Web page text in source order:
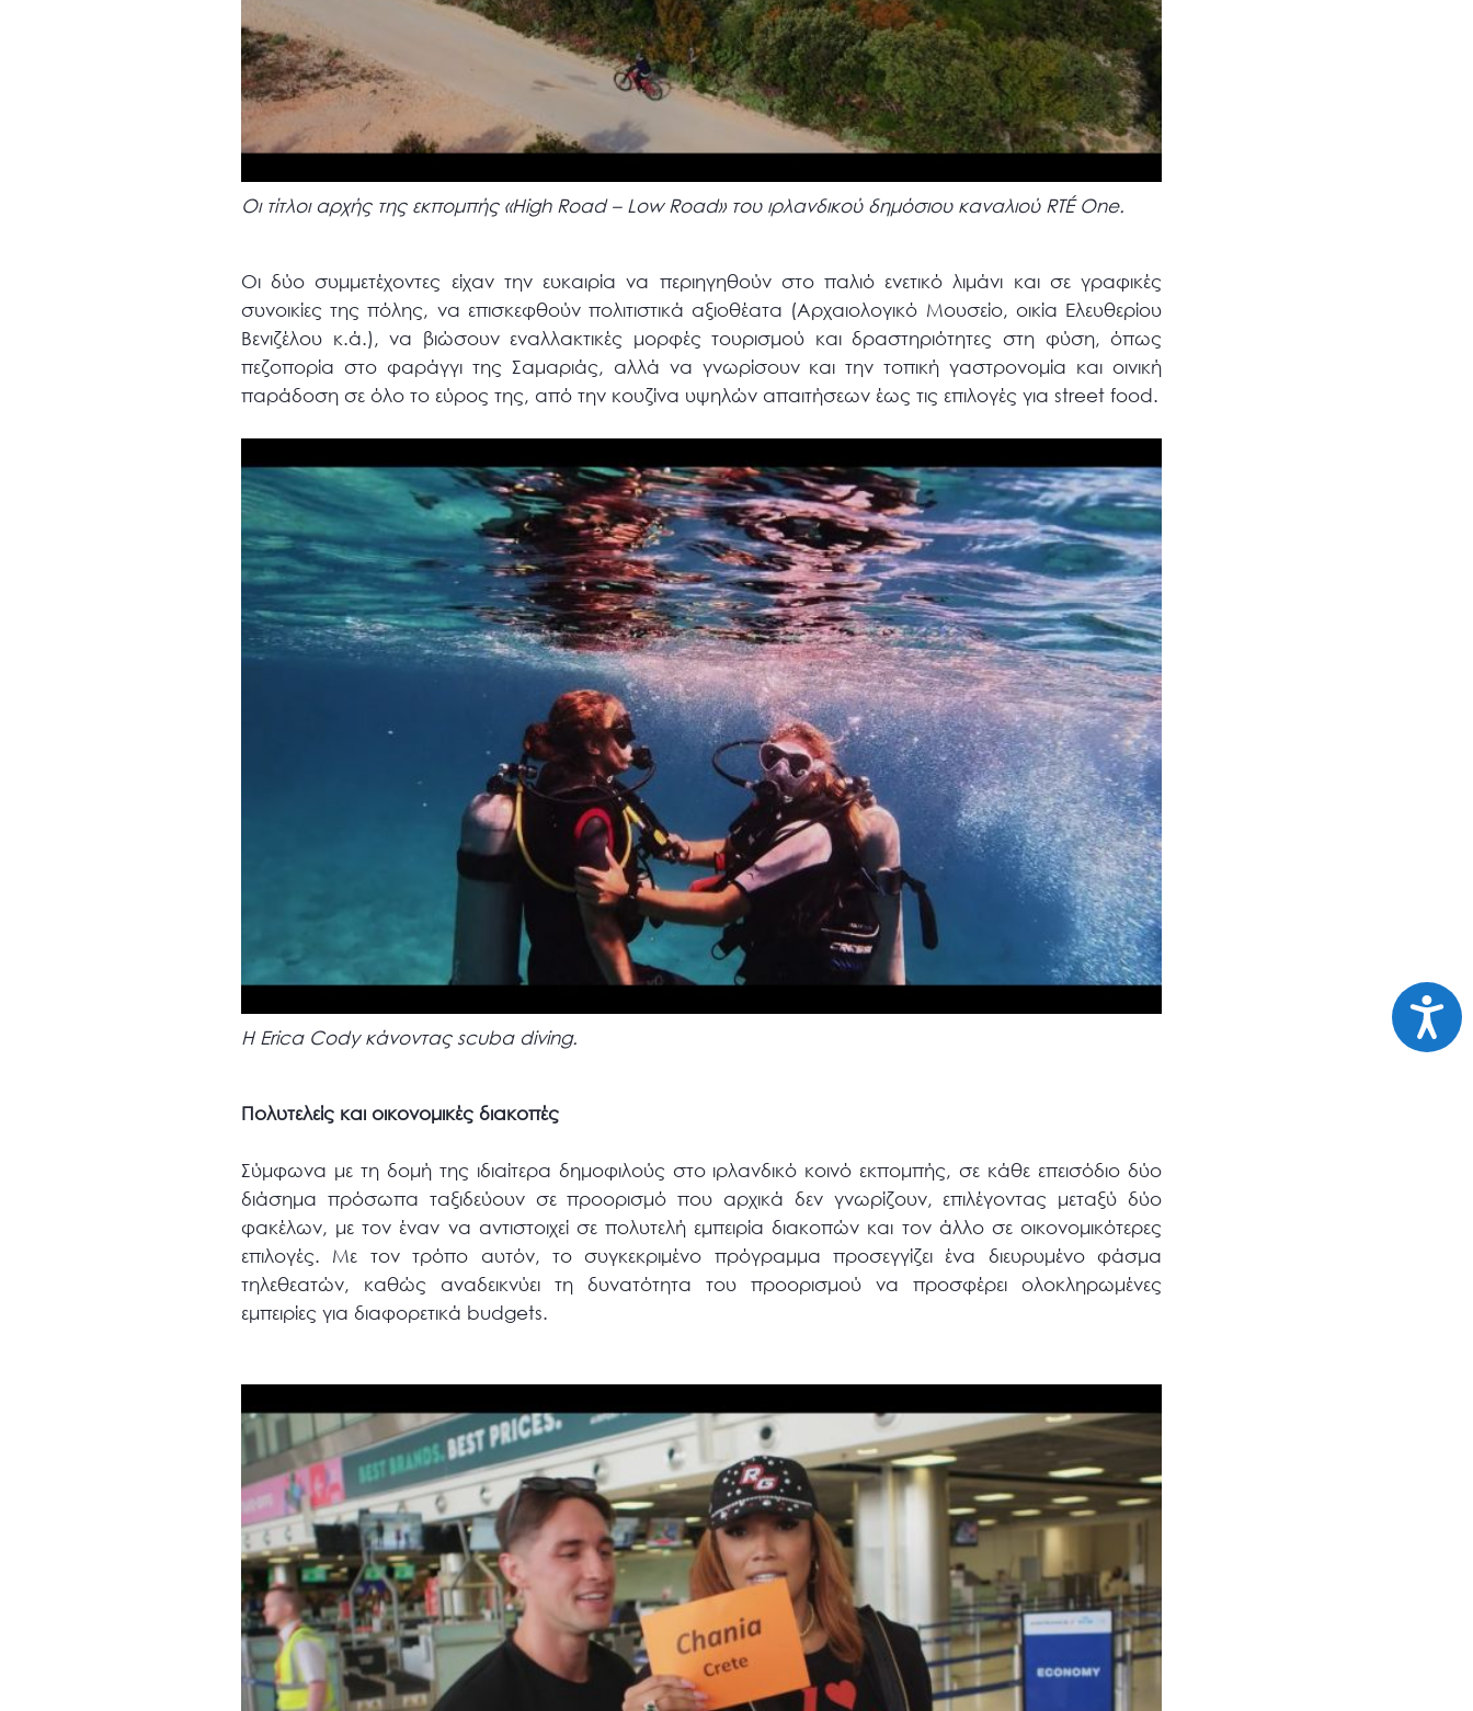
Οι τίτλοι αρχής της εκπομπής «High Road – Low Road» του ιρλανδικού δημόσιου καναλιού RTÉ One.
Οι δύο συμμετέχοντες είχαν την ευκαιρία να περιηγηθούν στο παλιό ενετικό λιμάνι και σε γραφικές
συνοικίες της πόλης, να επισκεφθούν πολιτιστικά αξιοθέατα (Αρχαιολογικό Μουσείο, οικία Ελευθερίου
Βενιζέλου κ.ά.), να βιώσουν εναλλακτικές μορφές τουρισμού και δραστηριότητες στη φύση, όπως
πεζοπορία στο φαράγγι της Σαμαριάς, αλλά να γνωρίσουν και την τοπική γαστρονομία και οινική
παράδοση σε όλο το εύρος της, από την κουζίνα υψηλών απαιτήσεων έως τις επιλογές για street food.
Η Erica Cody κάνοντας scuba diving.
Πολυτελείς και οικονομικές διακοπές
Σύμφωνα με τη δομή της ιδιαίτερα δημοφιλούς στο ιρλανδικό κοινό εκπομπής, σε κάθε επεισόδιο δύο
διάσημα πρόσωπα ταξιδεύουν σε προορισμό που αρχικά δεν γνωρίζουν, επιλέγοντας μεταξύ δύο
φακέλων, με τον έναν να αντιστοιχεί σε πολυτελή εμπειρία διακοπών και τον άλλο σε οικονομικότερες
επιλογές. Με τον τρόπο αυτόν, το συγκεκριμένο πρόγραμμα προσεγγίζει ένα διευρυμένο φάσμα
τηλεθεατών, καθώς αναδεικνύει τη δυνατότητα του προορισμού να προσφέρει ολοκληρωμένες
εμπειρίες για διαφορετικά budgets.